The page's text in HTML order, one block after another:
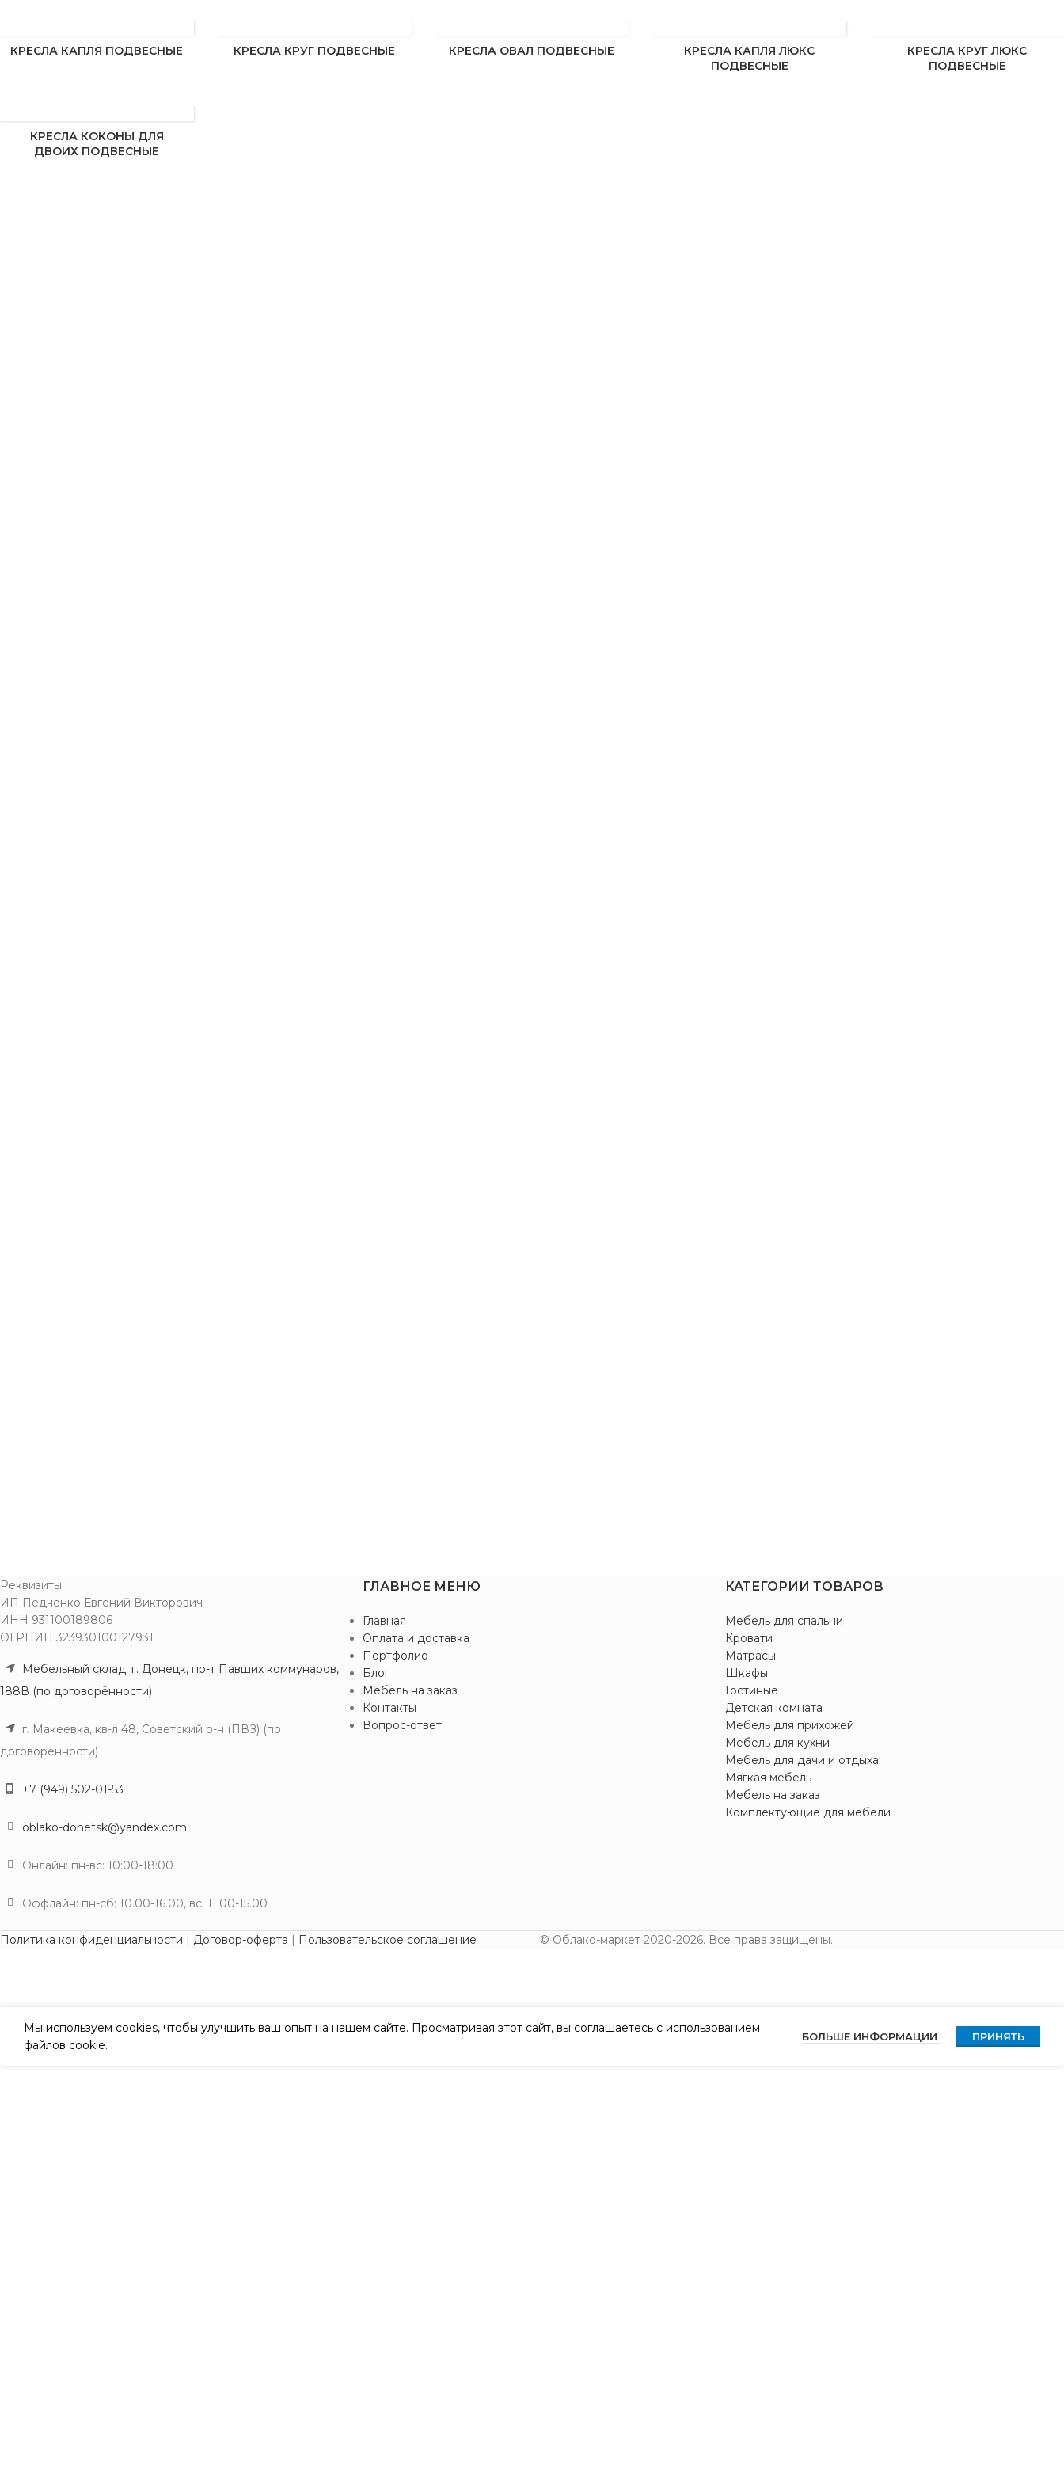
КРЕСЛА КАПЛЯ ПОДВЕСНЫЕ КРЕСЛА КРУГ ПОДВЕСНЫЕ КРЕСЛА ОВАЛ ПОДВЕСНЫЕ
КРЕСЛА КАПЛЯ ЛЮКС
ПОДВЕСНЫЕ
КРЕСЛА КРУГ ЛЮКС
ПОДВЕСНЫЕ
КРЕСЛА КОКОНЫ ДЛЯ
ДВОИХ ПОДВЕСНЫЕ
Реквизиты:
ИП Педченко Евгений Викторович
ИНН 931100189806
ОГРНИП 323930100127931
Мебельный склад: г. Донецк, пр-т Павших коммунаров,
188В (по договорённости)
г. Макеевка, кв-л 48, Советский р-н (ПВЗ) (по
договорённости)
+7 (949) 502-01-53
oblako-donetsk@yandex.com
Онлайн: пн-вс: 10:00-18:00
Оффлайн: пн-сб: 10.00-16.00, вс: 11.00-15.00
ГЛАВНОЕ МЕНЮ
Главная
Оплата и доставка
Портфолио
Блог
Мебель на заказ
Контакты
Вопрос-ответ
КАТЕГОРИИ ТОВАРОВ
Мебель для спальни
Кровати
Матрасы
Шкафы
Гостиные
Детская комната
Мебель для прихожей
Мебель для кухни
Мебель для дачи и отдыха
Мягкая мебель
Мебель на заказ
Комплектующие для мебели
Политика конфиденциальности | Договор-оферта | Пользовательское соглашение © Облако-маркет 2020-2026. Все права защищены.
Мы используем cookies, чтобы улучшить ваш опыт на нашем сайте. Просматривая этот сайт, вы соглашаетесь с использованием
файлов cookie.
БОЛЬШЕ ИНФОРМАЦИИ ПРИНЯТЬ